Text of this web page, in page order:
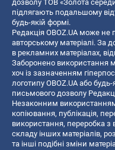
дозволу ТОВ «Золота
підлягають подальшому
будь-якій формі.
Редакція OBOZ.UA може не
авторському матеріалі. За
в рекламних матеріалах,
Заборонено використання
хоч із зазначенням
логотипу OBOZ.UA або
письмового дозволу
Незаконним
копiювання, публiкацiя,
використання, переробка
складу інших матеріалів,
та інші подібні зміни